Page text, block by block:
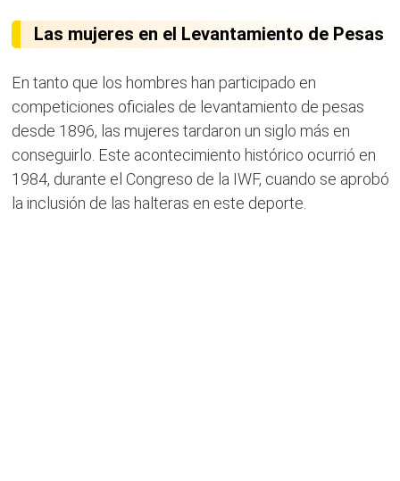
Las mujeres en el Levantamiento de Pesas
En tanto que los hombres han participado en
competiciones oficiales de levantamiento de pesas
desde 1896, las mujeres tardaron un siglo más en
conseguirlo. Este acontecimiento histórico ocurrió en
1984, durante el Congreso de la IWF, cuando se aprobó
la inclusión de las halteras en este deporte.